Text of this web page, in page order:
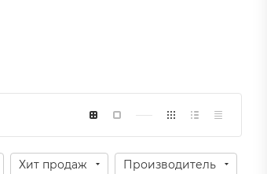
Хит продаж Производитель